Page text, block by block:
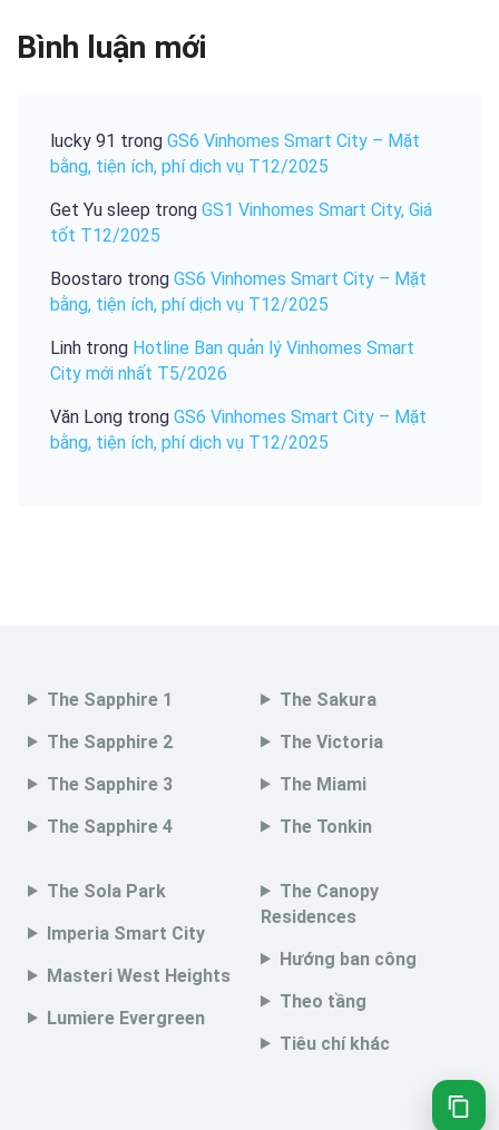
Bình luận mới
lucky 91 trong GS6 Vinhomes Smart City – Mặt
bằng, tiện ích, phí dịch vụ T12/2025
Get Yu sleep trong GS1 Vinhomes Smart City, Giá
tốt T12/2025
Boostaro trong GS6 Vinhomes Smart City – Mặt
bằng, tiện ích, phí dịch vụ T12/2025
Linh trong Hotline Ban quản lý Vinhomes Smart
City mới nhất T5/2026
Văn Long trong GS6 Vinhomes Smart City – Mặt
bằng, tiện ích, phí dịch vụ T12/2025
The Sapphire 1
The Sapphire 2
The Sapphire 3
The Sapphire 4
The Sakura
The Victoria
The Miami
The Tonkin
The Sola Park
Imperia Smart City
Masteri West Heights
Lumiere Evergreen
The Canopy
Residences
Hướng ban công
Theo tầng
Tiêu chí khác